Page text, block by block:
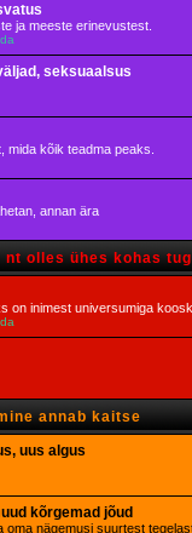
ja meeste erinevustest.
seksuaalsus
mida kõik teadma peaks.
annan ära
nt olles ühes kohas
on inimest universumiga
annab kaitse
uus algus
kõrgemad jõud
oma nägemusi suurtest